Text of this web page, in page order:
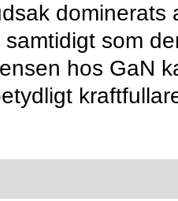
dominerats
som
hos GaN